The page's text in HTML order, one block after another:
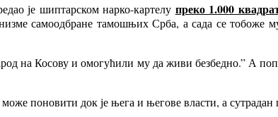
је шиптарском нарко-картелу преко 1.000
самоодбране тамошњих Срба, а сада се
на Косову и омогућили му да живи безбедно.” А
поновити док је њега и његове власти, а